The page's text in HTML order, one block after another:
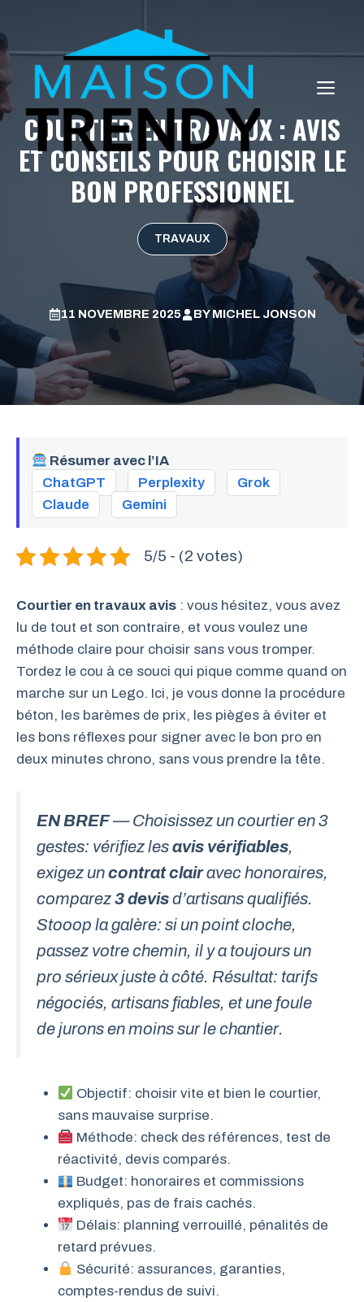
au
contenu
COURTIER EN TRAVAUX : AVIS
ET CONSEILS POUR CHOISIR LE
BON PROFESSIONNEL
TRAVAUX
11 NOVEMBRE 2025 BYMICHEL JONSON
Résumer avec l’IA
ChatGPT
Perplexity
Grok
Claude
Gemini
5/5 - (2 votes)
Courtier en travaux avis : vous hésitez, vous avez
lu de tout et son contraire, et vous voulez une
méthode claire pour choisir sans vous tromper.
Tordez le cou à ce souci qui pique comme quand on
marche sur un Lego. Ici, je vous donne la procédure
béton, les barèmes de prix, les pièges à éviter et
les bons réflexes pour signer avec le bon pro en
deux minutes chrono, sans vous prendre la tête.
EN BREF— Choisissez un courtier en 3
gestes: vérifiez lesavis vérifiables,
exigez uncontrat clairavec honoraires,
comparez3 devisd’artisans qualifiés.
Stooop la galère: si un point cloche,
passez votre chemin, il y a toujours un
pro sérieux juste à côté. Résultat: tarifs
négociés, artisans fiables, et une foule
de jurons en moins sur le chantier.
Objectif: choisir vite et bien le courtier,
sans mauvaise surprise.
Méthode: check des références, test de
réactivité, devis comparés.
Budget: honoraires et commissions
expliqués, pas de frais cachés.
Délais: planning verrouillé, pénalités de
retard prévues.
Sécurité: assurances, garanties,
comptes-rendus de suivi.